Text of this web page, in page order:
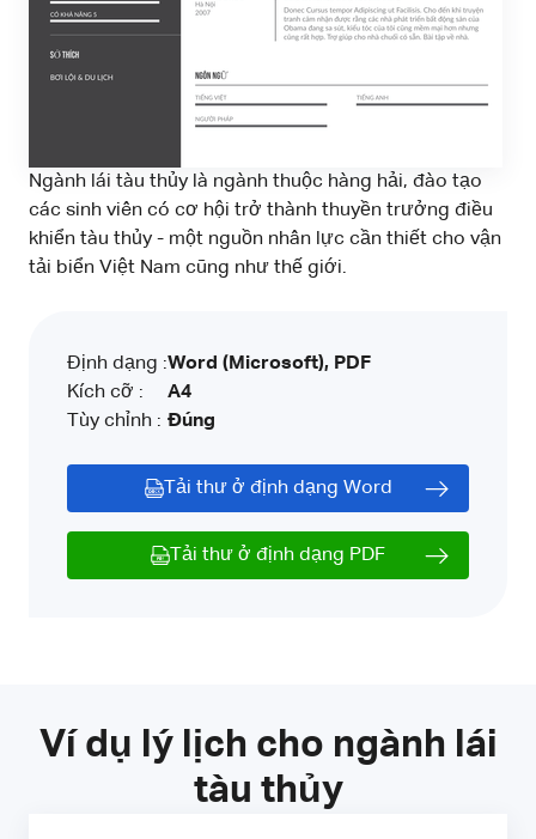
Ngành lái tàu thủy là ngành thuộc hàng hải, đào tạo
các sinh viên có cơ hội trở thành thuyền trưởng điều
khiển tàu thủy - một nguồn nhân lực cần thiết cho vận
tải biển Việt Nam cũng như thế giới.
Định dạng :
Kích cỡ :
Tùy chỉnh :
Word (Microsoft), PDF
A4
Đúng
Tải thư ở định dạng Word
Tải thư ở định dạng PDF
Ví dụ lý lịch cho ngành lái
tàu thủy